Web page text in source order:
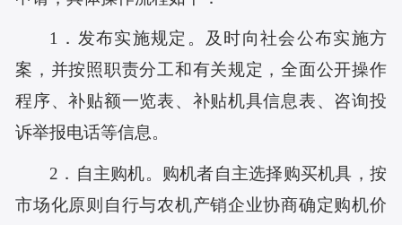
1．发布实施规定。及时向社会公布实施方
案，并按照职责分工和有关规定，全面公开操作
程序、补贴额一览表、补贴机具信息表、咨询投
诉举报电话等信息。
2．自主购机。购机者自主选择购买机具，按
市场化原则自行与农机产销企业协商确定购机价